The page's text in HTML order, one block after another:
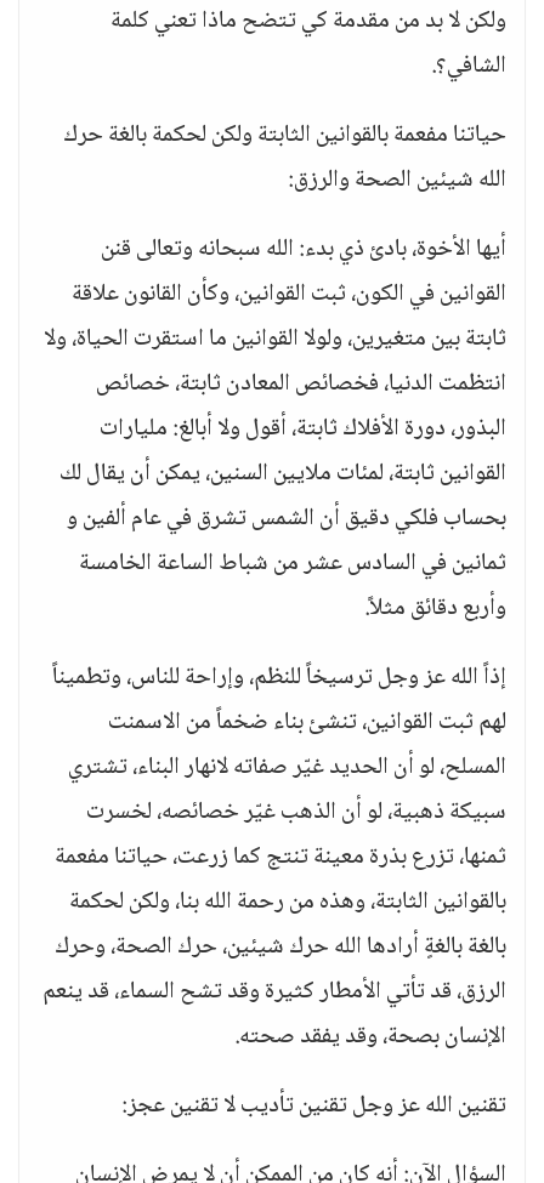
ولكن لا بد من مقدمة كي تتضح ماذا تعني كلمة
الشافي؟.
حياتنا مفعمة بالقوانين الثابتة ولكن لحكمة بالغة حرك
الله شيئين الصحة والرزق:
أيها الأخوة، بادئ ذي بدء: الله سبحانه وتعالى قنن
القوانين في الكون، ثبت القوانين، وكأن القانون علاقة
ثابتة بين متغيرين، ولولا القوانين ما استقرت الحياة، ولا
انتظمت الدنيا، فخصائص المعادن ثابتة، خصائص
البذور، دورة الأفلاك ثابتة، أقول ولا أبالغ: مليارات
القوانين ثابتة، لمئات ملايين السنين، يمكن أن يقال لك
بحساب فلكي دقيق أن الشمس تشرق في عام ألفين و
ثمانين في السادس عشر من شباط الساعة الخامسة
وأربع دقائق مثلاً.
إذاً الله عز وجل ترسيخاً للنظم، وإراحة للناس، وتطميناً
لهم ثبت القوانين، تنشئ بناء ضخماً من الاسمنت
المسلح، لو أن الحديد غيّر صفاته لانهار البناء، تشتري
سبيكة ذهبية، لو أن الذهب غيّر خصائصه، لخسرت
ثمنها، تزرع بذرة معينة تنتج كما زرعت، حياتنا مفعمة
بالقوانين الثابتة، وهذه من رحمة الله بنا، ولكن لحكمة
بالغة بالغةٍ أرادها الله حرك شيئين، حرك الصحة، وحرك
الرزق، قد تأتي الأمطار كثيرة وقد تشح السماء، قد ينعم
الإنسان بصحة، وقد يفقد صحته.
تقنين الله عز وجل تقنين تأديب لا تقنين عجز: